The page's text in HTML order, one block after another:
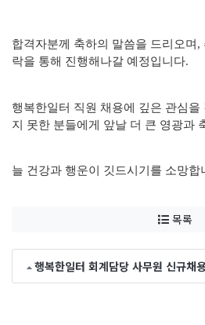
합격자분께 축하의 말씀을 드리오며,
락을 통해 진행해나갈 예정입니다.
행복한일터 직원 채용에 깊은 관심을
지 못한 분들에게 앞날 더 큰 영광과
늘 건강과 행운이 깃드시기를 소망합
목록
행복한일터 회계담당 사무원 신규채